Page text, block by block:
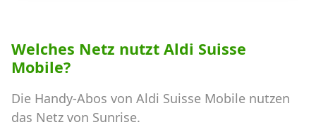
Welches Netz nutzt Aldi Suisse
Mobile?
Die Handy-Abos von Aldi Suisse Mobile nutzen
das Netz von Sunrise.